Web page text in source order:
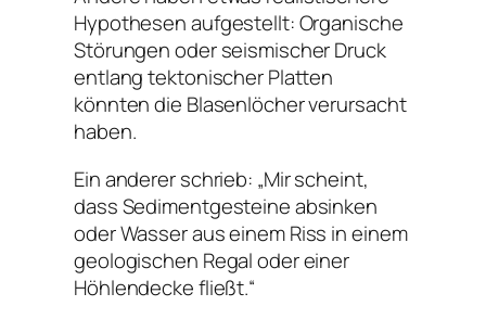
Hypothesen aufgestellt: Organische
Störungen oder seismischer Druck
entlang tektonischer Platten
könnten die Blasenlöcher verursacht
haben.
Ein anderer schrieb: „Mir scheint,
dass Sedimentgesteine ​​absinken
oder Wasser aus einem Riss in einem
geologischen Regal oder einer
Höhlendecke fließt.“